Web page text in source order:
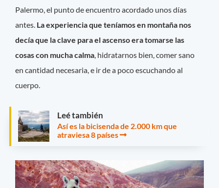
Palermo, el punto de encuentro acordado unos días
antes. La experiencia que teníamos en montaña nos
decía que la clave para el ascenso era tomarse las
cosas con mucha calma, hidratarnos bien, comer sano
en cantidad necesaria, e ir de a poco escuchando al
cuerpo.
Leé también
Así es la bicisenda de 2.000 km que
atraviesa 8 países